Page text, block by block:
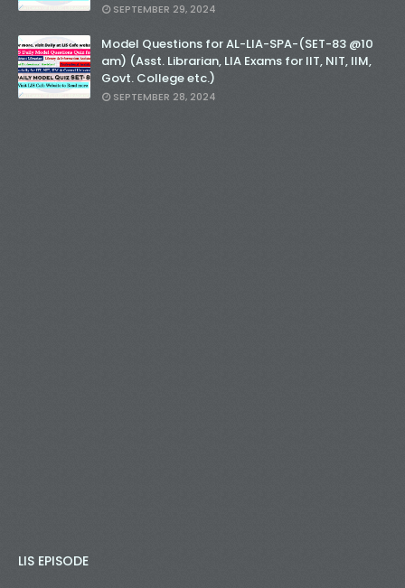
SEPTEMBER 29, 2024
Model Questions for AL-LIA-SPA-(SET-83 @10
am) (Asst. Librarian, LIA Exams for IIT, NIT, IIM,
Govt. College etc.)
SEPTEMBER 28, 2024
LIS EPISODE